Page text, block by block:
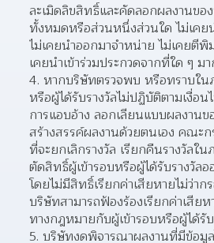
ละเมิดลิขสิทธิ์และคัดลอกผลงานขอ
ทั้งหมดหรือส่วนหนึ่งส่วนใด ไม่เคย
ไม่เคยนำออกมาจำหน่าย ไม่เคยตี
เคยนำเข้าร่วมประกวดจากที่ใด ๆ ม
หากบริษัทตรวจพบ หรือทราบใน
หรือผู้ได้รับรางวัลไม่ปฏิบัติตามเงื่อ
การแอบอ้าง ลอกเลียนแบบผลงาน
สร้างสรรค์ผลงานด้วยตนเอง คณะ
ที่จะยกเลิกรางวัล เรียกคืนรางวัลใ
ตัดสิทธิ์ผู้เข้ารอบหรือผู้ได้รับรางวัล
โดยไม่มีสิทธิ์เรียกค่าเสียหายไม่ว่า
บริษัทสามารถฟ้องร้องเรียกค่าเสีย
ทางกฎหมายกับผู้เข้ารอบหรือผู้ได้รับ